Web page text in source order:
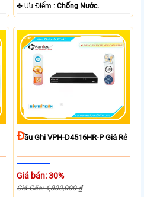
️✤ Ưu Điểm :Chống Nước.
ĐẦu Ghi VPH-D4516HR-P Giá Rẻ
Giá bán: 30%
Giá Gốc: 4,800,000 ₫